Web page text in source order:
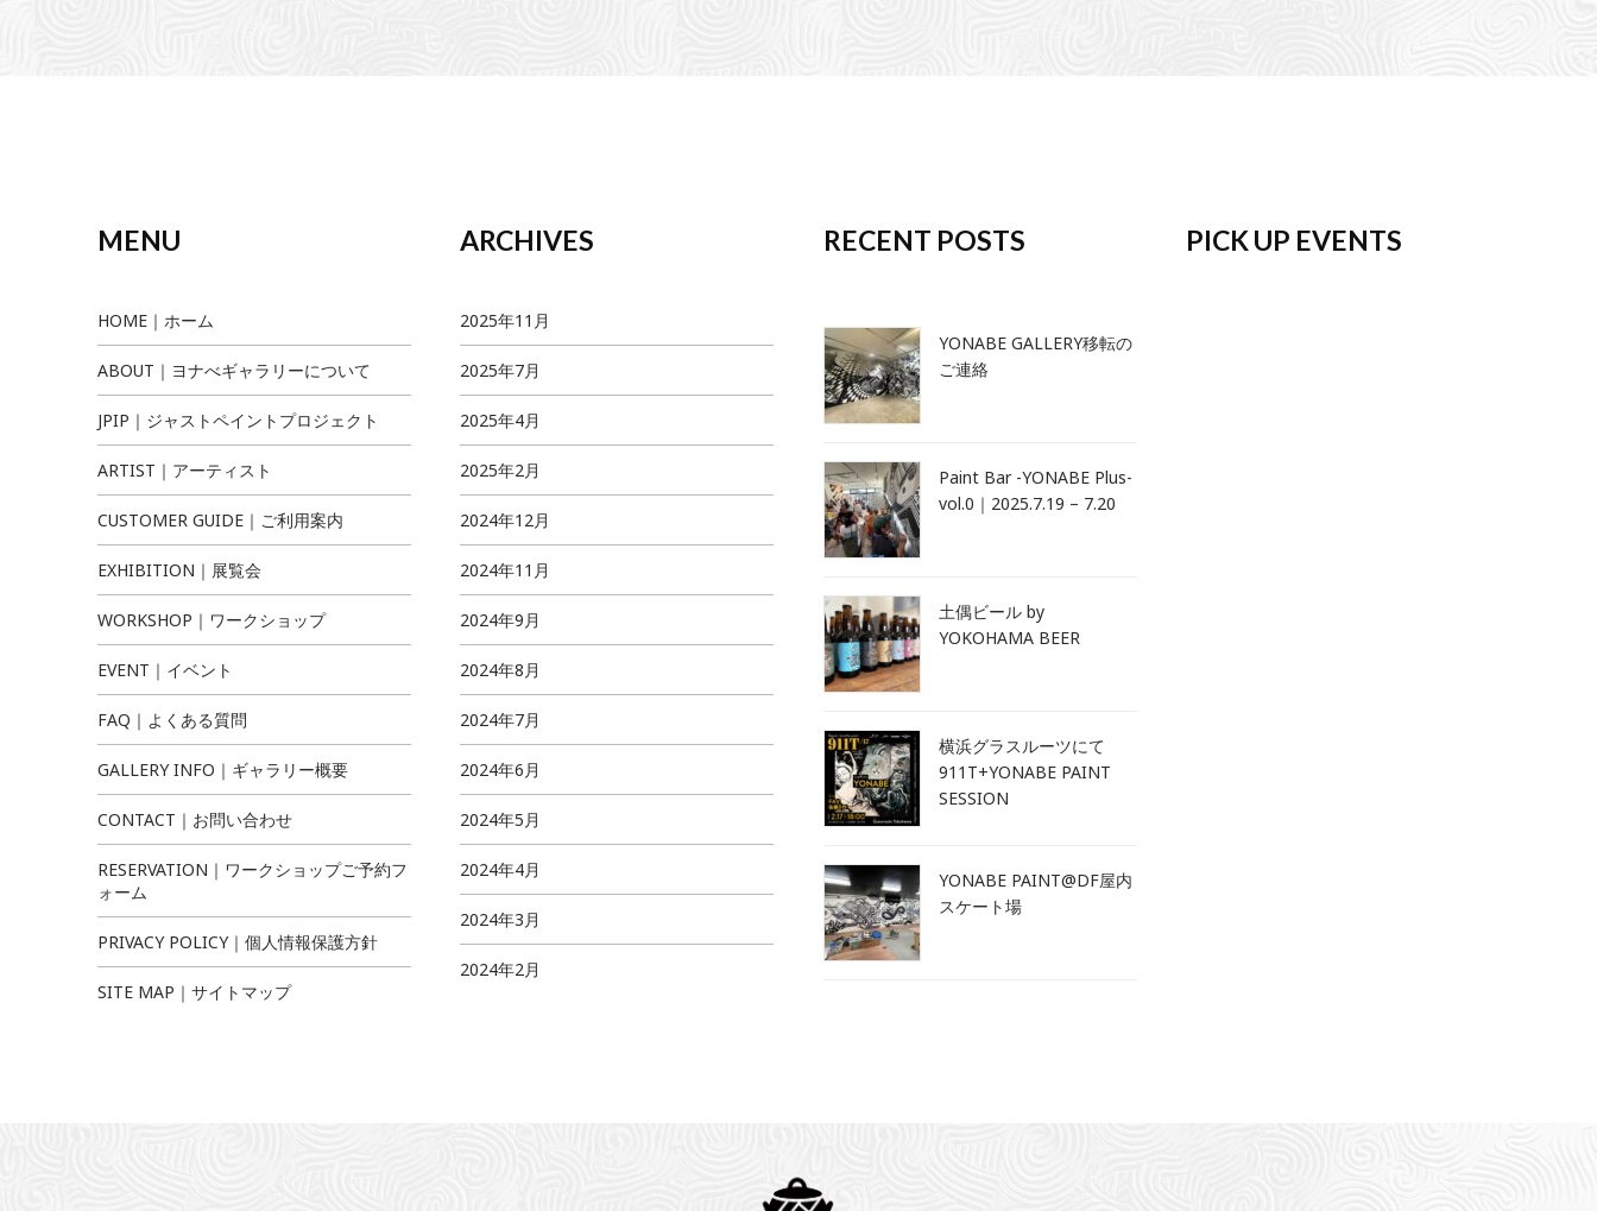
MENU
HOME｜ホーム
ABOUT｜ヨナべギャラリーについて
JPIP｜ジャストペイントプロジェクト
ARTIST｜アーティスト
CUSTOMER GUIDE｜ご利用案内
EXHIBITION｜展覧会
WORKSHOP｜ワークショップ
EVENT｜イベント
FAQ｜よくある質問
GALLERY INFO｜ギャラリー概要
CONTACT｜お問い合わせ
RESERVATION｜ワークショップご予約フ
ォーム
PRIVACY POLICY｜個人情報保護方針
SITE MAP｜サイトマップ
ARCHIVES
2025年11月
2025年7月
2025年4月
2025年2月
2024年12月
2024年11月
2024年9月
2024年8月
2024年7月
2024年6月
2024年5月
2024年4月
2024年3月
2024年2月
RECENT POSTS
YONABE GALLERY移転の
ご連絡
Paint Bar -YONABE Plus-
vol.0｜2025.7.19 – 7.20
土偶ビール by
YOKOHAMA BEER
横浜グラスルーツにて
911T+YONABE PAINT
SESSION
YONABE PAINT@DF屋内
スケート場
PICK UP EVENTS